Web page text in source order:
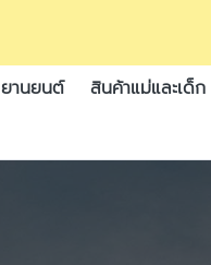
ยานยนต์ สินค้าแม่และเด็ก